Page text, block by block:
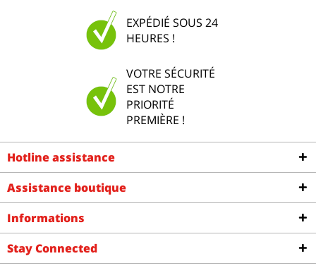
EXPÉDIÉ SOUS 24
HEURES !
VOTRE SÉCURITÉ
EST NOTRE
PRIORITÉ
PREMIÈRE !
Hotline assistance
Assistance boutique
Informations
Stay Connected